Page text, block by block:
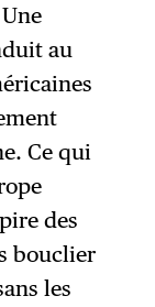
au
Ce qui
des
bouclier
les